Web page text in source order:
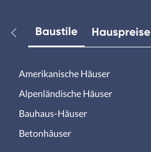
Baustile Hauspreise
Amerikanische Häuser
Alpenländische Häuser
Bauhaus-Häuser
Betonhäuser